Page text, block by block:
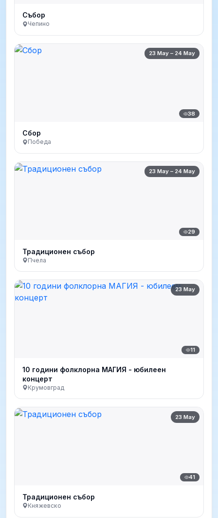
Събор
Чепино
23 May – 24 May
38
Сбор
Победа
23 May – 24 May
29
Традиционен събор
Пчела
23 May
11
10 години фолклорна МАГИЯ - юбилеен
концерт
Крумовград
23 May
41
Традиционен събор
Княжевско